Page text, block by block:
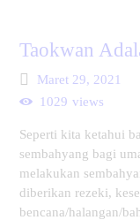
Taokwan
Maret 29, 2021
1029 views
Seperti kita ketahui
sembahyang bagi
melakukan
diberikan rezeki,
bencana/halangan/